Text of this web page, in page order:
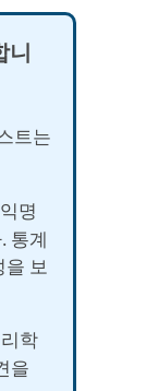
니
트는
명
통계
보
학
을